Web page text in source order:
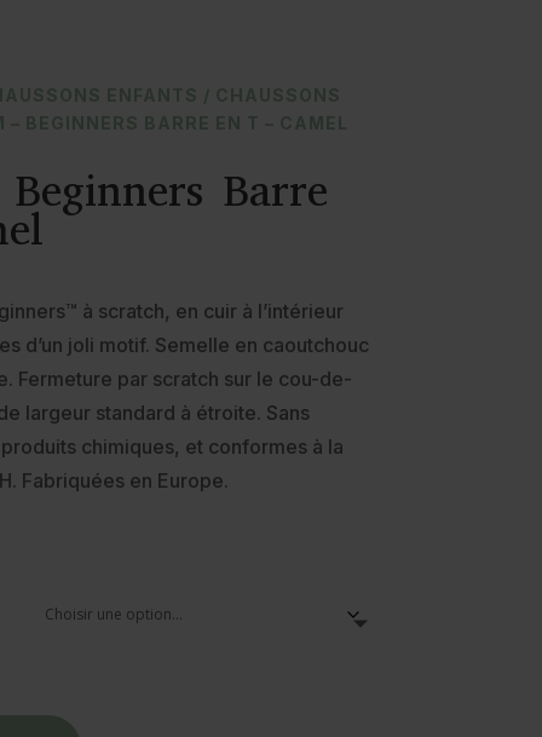
ENFANTS / CHAUSSONS
– BEGINNERS BARRE EN T – CAMEL
Barre
à scratch, en cuir à l’intérieur
d’un joli motif. Semelle en caoutchouc
Fermeture par scratch sur le cou-de-
largeur standard à étroite. Sans
chimiques, et conformes à la
Fabriquées en Europe.